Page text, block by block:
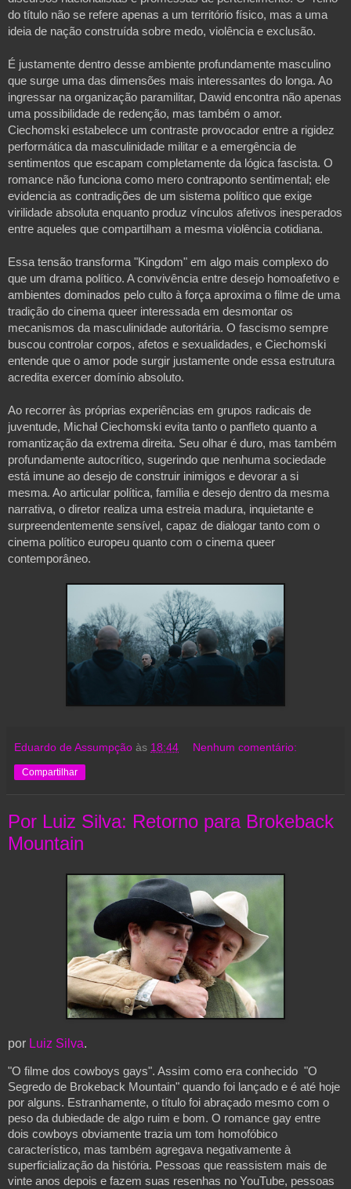
do título não se refere apenas a um território físico, mas a uma
ideia de nação construída sobre medo, violência e exclusão.
É justamente dentro desse ambiente profundamente masculino
que surge uma das dimensões mais interessantes do longa. Ao
ingressar na organização paramilitar, Dawid encontra não apenas
uma possibilidade de redenção, mas também o amor.
Ciechomski estabelece um contraste provocador entre a rigidez
performática da masculinidade militar e a emergência de
sentimentos que escapam completamente da lógica fascista. O
romance não funciona como mero contraponto sentimental; ele
evidencia as contradições de um sistema político que exige
virilidade absoluta enquanto produz vínculos afetivos inesperados
entre aqueles que compartilham a mesma violência cotidiana.
Essa tensão transforma "Kingdom" em algo mais complexo do
que um drama político. A convivência entre desejo homoafetivo e
ambientes dominados pelo culto à força aproxima o filme de uma
tradição do cinema queer interessada em desmontar os
mecanismos da masculinidade autoritária. O fascismo sempre
buscou controlar corpos, afetos e sexualidades, e Ciechomski
entende que o amor pode surgir justamente onde essa estrutura
acredita exercer domínio absoluto.
Ao recorrer às próprias experiências em grupos radicais de
juventude, Michał Ciechomski evita tanto o panfleto quanto a
romantização da extrema direita. Seu olhar é duro, mas também
profundamente autocrítico, sugerindo que nenhuma sociedade
está imune ao desejo de construir inimigos e devorar a si
mesma. Ao articular política, família e desejo dentro da mesma
narrativa, o diretor realiza uma estreia madura, inquietante e
surpreendentemente sensível, capaz de dialogar tanto com o
cinema político europeu quanto com o cinema queer
contemporâneo.
Eduardo de Assumpção às 18:44 Nenhum comentário:
Compartilhar
Por Luiz Silva: Retorno para Brokeback
Mountain
por Luiz Silva.
"O filme dos cowboys gays". Assim como era conhecido  "O
Segredo de Brokeback Mountain" quando foi lançado e é até hoje
por alguns. Estranhamente, o título foi abraçado mesmo com o
peso da dubiedade de algo ruim e bom. O romance gay entre
dois cowboys obviamente trazia um tom homofóbico
característico, mas também agregava negativamente à
superficialização da história. Pessoas que reassistem mais de
vinte anos depois e fazem suas resenhas no YouTube, pessoas